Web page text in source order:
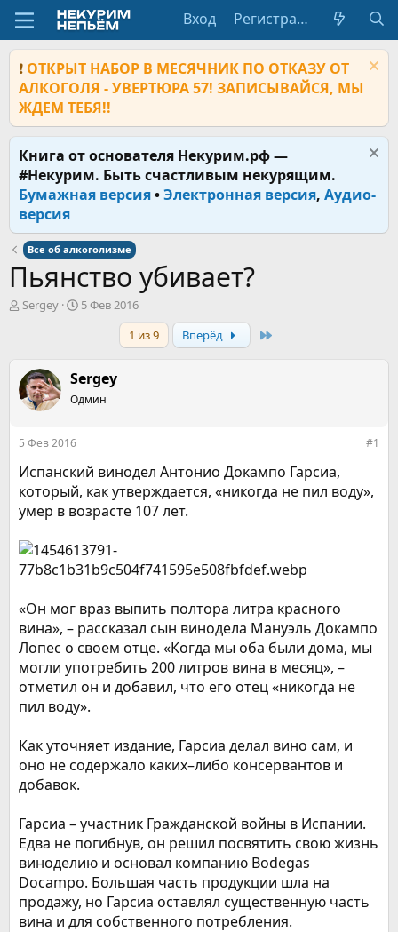
Вход Регистрация
❗ ОТКРЫТ НАБОР В МЕСЯЧНИК ПО ОТКАЗУ ОТ
АЛКОГОЛЯ - УВЕРТЮРА 57! ЗАПИСЫВАЙСЯ, МЫ
ЖДЕМ ТЕБЯ!!
Книга от основателя Некурим.рф —
#Некурим. Быть счастливым некурящим.
Бумажная версия•Электронная версия, Аудио-
версия
Все об алкоголизме
Пьянство убивает?
А
т
е
Sergey
Д
а
ч
5 Фев 2016
1 из 9
Вперёд
Sergey
Одмин
5 Фев 2016 #1
Испанский винодел Антонио Докампо Гарсиа,
который, как утверждается, «никогда не пил воду»,
умер в возрасте 107 лет.
«Он мог враз выпить полтора литра красного
вина», – рассказал сын винодела Мануэль Докампо
Лопес о своем отце. «Когда мы оба были дома, мы
могли употребить 200 литров вина в месяц», –
отметил он и добавил, что его отец «никогда не
пил воду».
Как уточняет издание, Гарсиа делал вино сам, и
оно не содержало каких–либо консервантов и
добавок.
Гарсиа – участник Гражданской войны в Испании.
Едва не погибнув, он решил посвятить свою жизнь
виноделию и основал компанию Bodegas
Docampo. Большая часть продукции шла на
продажу, но Гарсиа оставлял существенную часть
вина и для собственного потребления.